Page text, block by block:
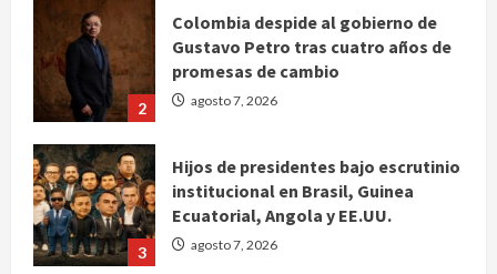
2
Colombia despide al gobierno de
Gustavo Petro tras cuatro años de
promesas de cambio
agosto 7, 2026
3
Hijos de presidentes bajo escrutinio
institucional en Brasil, Guinea
Ecuatorial, Angola y EE.UU.
agosto 7, 2026